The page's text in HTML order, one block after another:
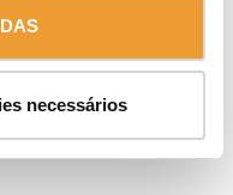
necessários